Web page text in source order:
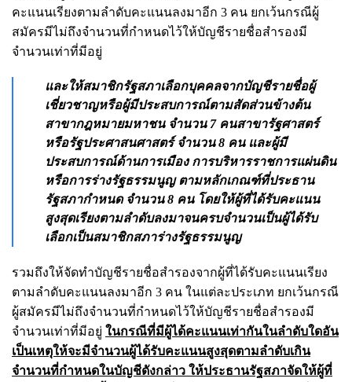
คะแนนเรียงตามลำดับคะแนนลงมาอีก 3 คน ยกเว้นกรณีผู้
สมัครมีไม่ถึงจำนวนที่กำหนดไว้ให้บัญชีรายชื่อสำรองมี
จำนวนเท่าที่มีอยู่
และให้สมาชิกรัฐสภาเลือกบุคคลจากบัญชีรายชื่อผู้
เชี่ยวชาญหรือผู้มีประสบการณ์ตามสัดส่วนข้างต้น
สาขากฎหมายมหาชน จำนวน 7 คนสาขารัฐศาสตร์
หรือรัฐประศาสนศาสตร์ จำนวน 8 คน และผู้มี
ประสบการณ์ด้านการเมือง การบริหารราชการแผ่นดิน
หรือการร่างรัฐธรรมนูญ ตามหลักเกณฑ์ที่ประธาน
รัฐสภากำหนด จำนวน 8 คน โดยให้ผู้ที่ได้รับคะแนน
สูงสุดเรียงตามลำดับลงมาจนครบจำนวนเป็นผู้ได้รับ
เลือกเป็นสมาชิกสภาร่างรัฐธรรมนูญ
รวมถึงให้จัดทำบัญชีรายชื่อสำรองจากผู้ที่ได้รับคะแนนเรียง
ตามลำดับคะแนนลงมาอีก 3 คน ในแต่ละประเภท ยกเว้นกรณี
ผู้สมัครมีไม่ถึงจำนวนที่กำหนดไว้ให้บัญชีรายชื่อสำรองมี
จำนวนเท่าที่มีอยู่ ในกรณีที่มีผู้ได้คะแนนเท่ากันในลำดับใดอัน
เป็นเหตุให้จะมีจำนวนผู้ได้รับคะแนนสูงสุดตามลำดับเกิน
จำนวนที่กำหนดในบัญชีดังกล่าว ให้ประธานรัฐสภาจัดให้ผู้ที่